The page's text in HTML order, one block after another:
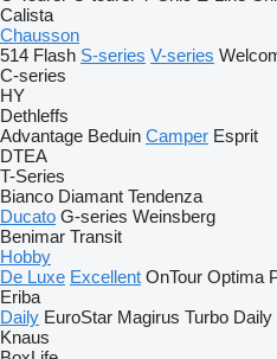
Calista
Chausson
514 Flash S-series V-series
C-series
HY
Dethleffs
Advantage Beduin Camper Esprit
DTEA
T-Series
Bianco Diamant Tendenza
Ducato G-series Weinsberg
Benimar Transit
Hobby
De Luxe Excellent OnTour Optima
Eriba
Daily EuroStar Magirus Turbo Daily
Knaus